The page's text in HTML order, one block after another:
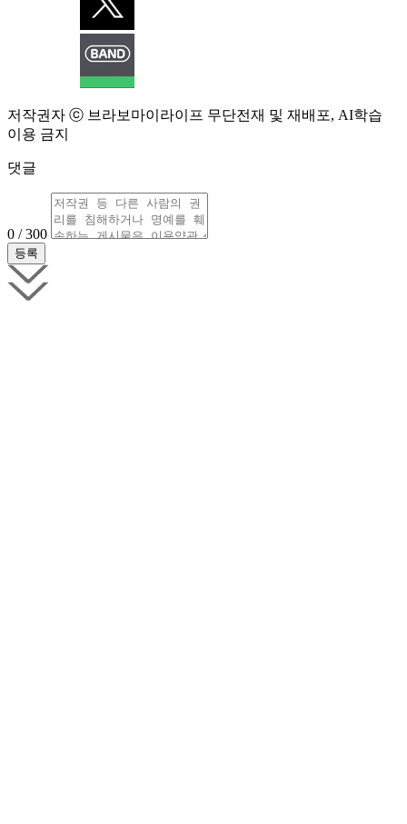
저작권자 ⓒ 브라보마이라이프 무단전재 및 재배포, AI학습
이용 금지
댓글
0 / 300